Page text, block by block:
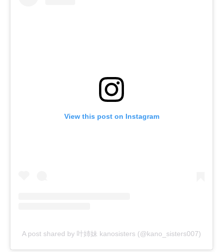
View this post on Instagram
A post shared by 叶姉妹 kanosisters (@kano_sisters007)